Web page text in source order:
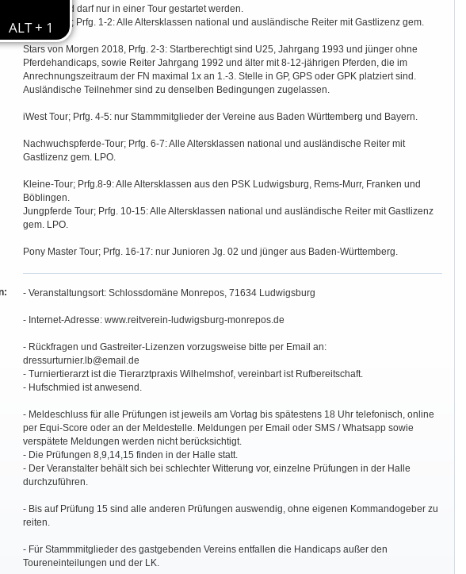
Jedes Pferd darf nur in einer Tour gestartet werden.
Große Tour; Prfg. 1-2: Alle Altersklassen national und ausländische Reiter mit Gastlizenz gem.
LPO.
Stars von Morgen 2018, Prfg. 2-3: Startberechtigt sind U25, Jahrgang 1993 und jünger ohne
Pferdehandicaps, sowie Reiter Jahrgang 1992 und älter mit 8-12-jährigen Pferden, die im
Anrechnungszeitraum der FN maximal 1x an 1.-3. Stelle in GP, GPS oder GPK platziert sind.
Ausländische Teilnehmer sind zu denselben Bedingungen zugelassen.
iWest Tour; Prfg. 4-5: nur Stammmitglieder der Vereine aus Baden Württemberg und Bayern.
Nachwuchspferde-Tour; Prfg. 6-7: Alle Altersklassen national und ausländische Reiter mit
Gastlizenz gem. LPO.
Kleine-Tour; Prfg.8-9: Alle Altersklassen aus den PSK Ludwigsburg, Rems-Murr, Franken und
Böblingen.
Jungpferde Tour; Prfg. 10-15: Alle Altersklassen national und ausländische Reiter mit Gastlizenz
gem. LPO.
Pony Master Tour; Prfg. 16-17: nur Junioren Jg. 02 und jünger aus Baden-Württemberg.
- Veranstaltungsort: Schlossdomäne Monrepos, 71634 Ludwigsburg
- Internet-Adresse: www.reitverein-ludwigsburg-monrepos.de
- Rückfragen und Gastreiter-Lizenzen vorzugsweise bitte per Email an:
dressurturnier.lb@email.de
- Turniertierarzt ist die Tierarztpraxis Wilhelmshof, vereinbart ist Rufbereitschaft.
- Hufschmied ist anwesend.
- Meldeschluss für alle Prüfungen ist jeweils am Vortag bis spätestens 18 Uhr telefonisch, online
per Equi-Score oder an der Meldestelle. Meldungen per Email oder SMS / Whatsapp sowie
verspätete Meldungen werden nicht berücksichtigt.
- Die Prüfungen 8,9,14,15 finden in der Halle statt.
- Der Veranstalter behält sich bei schlechter Witterung vor, einzelne Prüfungen in der Halle
durchzuführen.
- Bis auf Prüfung 15 sind alle anderen Prüfungen auswendig, ohne eigenen Kommandogeber zu
reiten.
- Für Stammmitglieder des gastgebenden Vereins entfallen die Handicaps außer den
Toureneinteilungen und der LK.